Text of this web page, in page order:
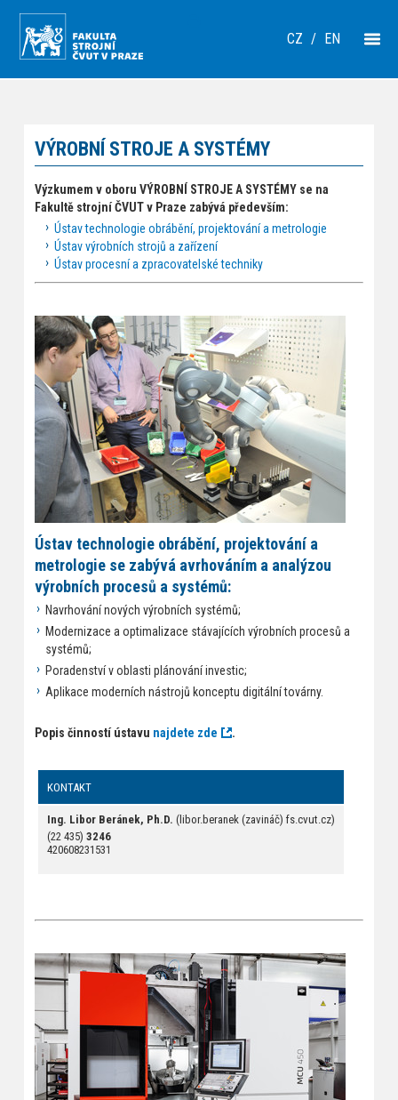
CZ / EN
VÝROBNÍ STROJE A SYSTÉMY
Výzkumem v oboru VÝROBNÍ STROJE A SYSTÉMY se na
Fakultě strojní ČVUT v Praze zabývá především:
Ústav technologie obrábění, projektování a metrologie
Ústav výrobních strojů a zařízení
Ústav procesní a zpracovatelské techniky
Ústav technologie obrábění, projektování a
metrologie se zabývá avrhováním a analýzou
výrobních procesů a systémů:
Navrhování nových výrobních systémů;
Modernizace a optimalizace stávajících výrobních procesů a
systémů;
Poradenství v oblasti plánování investic;
Aplikace moderních nástrojů konceptu digitální továrny.
Popis činností ústavu najdete zde .
KONTAKT
Ing. Libor Beránek, Ph.D. (libor.beranek (zavináč) fs.cvut.cz)
(22 435) 3246
420608231531